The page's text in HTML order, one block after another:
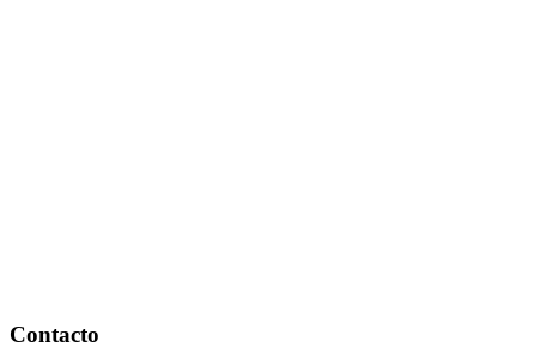
Footer
Contacto